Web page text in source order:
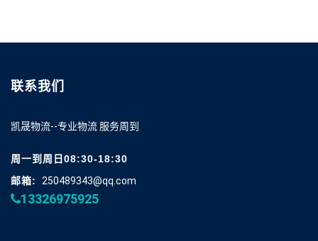
联系我们
凯晟物流--专业物流 服务周到
周一到周日08:30-18:30
邮箱:
250489343@qq.com
13326975925